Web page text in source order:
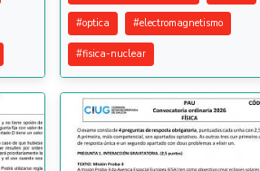
#optica #electromagnetismo
#fisica-nuclear